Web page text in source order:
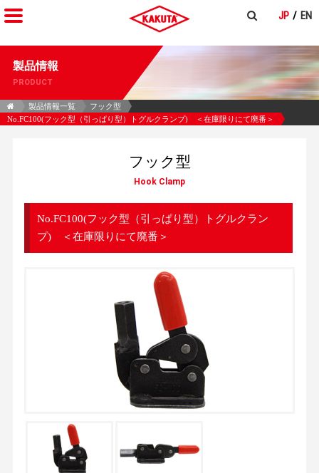
EN
JP
製品情報
PRODUCT
製品情報一覧
フック型
No.FC100(フック型（引っぱり型）トグルクランプ) ＜在庫限りにて廃番＞
フック型
Hook Clamp
No.FC100(フック型（引っぱり型）トグルクラン
プ) ＜在庫限りにて廃番＞